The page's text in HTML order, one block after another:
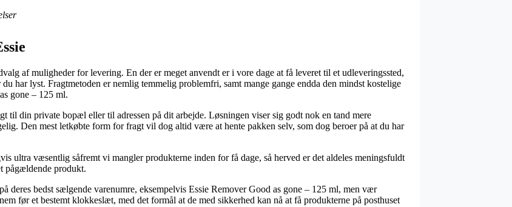
af muligheder for levering. En der er meget anvendt er i vore dage at få leveret til et udleveringssted,
har lyst. Fragtmetoden er nemlig temmelig problemfri, samt mange gange endda den mindst kostelige
gone – 125 ml.
til din private bopæl eller til adressen på dit arbejde. Løsningen viser sig godt nok en tand mere
Den mest letkøbte form for fragt vil dog altid være at hente pakken selv, som dog beroer på at du har
ultra væsentlig såfremt vi mangler produkterne inden for få dage, så herved er det aldeles meningsfuldt
pågældende produkt.
deres bedst sælgende varenumre, eksempelvis Essie Remover Good as gone – 125 ml, men vær
før et bestemt klokkeslæt, med det formål at de med sikkerhed kan nå at få produkterne på posthuset